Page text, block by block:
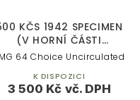
KČS 1942 SPECIMEN
(V HORNÍ ČÁSTI
BANKOVKY)
3 500 Kč
64 Choice Uncirculated
K DISPOZICI